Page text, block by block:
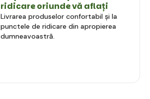
ridicare oriunde vă aflați
Livrarea produselor confortabil și la
punctele de ridicare din apropierea
dumneavoastră.